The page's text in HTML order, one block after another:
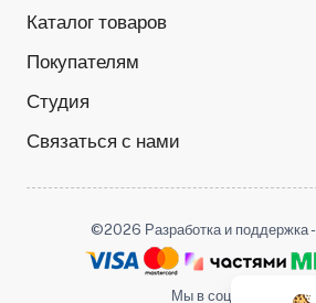
Каталог товаров
Покупателям
Студия
Связаться с нами
©2026 Разработка и поддержка -
Мы в соцсетях :